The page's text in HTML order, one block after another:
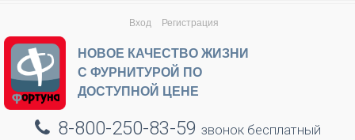
Вход Регистрация
НОВОЕ КАЧЕСТВО ЖИЗНИ
С ФУРНИТУРОЙ ПО
ДОСТУПНОЙ ЦЕНЕ
8-800-250-83-59 звонок бесплатный